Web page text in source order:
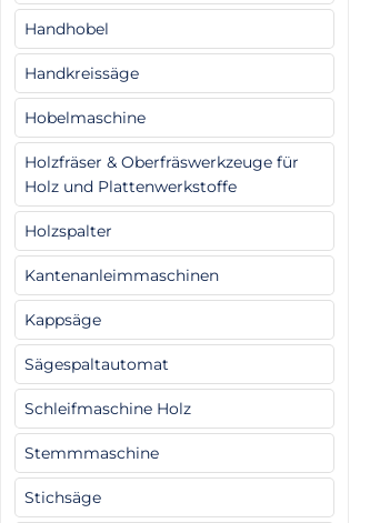
Handhobel
Handkreissäge
Hobelmaschine
Holzfräser & Oberfräswerkzeuge für
Holz und Plattenwerkstoffe
Holzspalter
Kantenanleimmaschinen
Kappsäge
Sägespaltautomat
Schleifmaschine Holz
Stemmmaschine
Stichsäge